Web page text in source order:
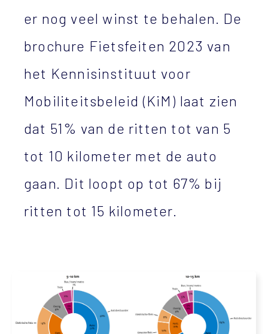
er nog veel winst te behalen. De
brochure Fietsfeiten 2023 van
het Kennisinstituut voor
Mobiliteitsbeleid (KiM) laat zien
dat 51% van de ritten tot van 5
tot 10 kilometer met de auto
gaan. Dit loopt op tot 67% bij
ritten tot 15 kilometer.